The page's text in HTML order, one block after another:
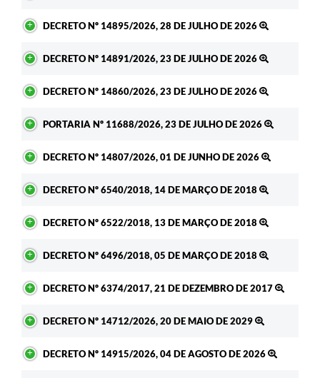
DECRETO Nº 14895/2026, 28 DE JULHO DE 2026
DECRETO Nº 14891/2026, 23 DE JULHO DE 2026
DECRETO Nº 14860/2026, 23 DE JULHO DE 2026
PORTARIA Nº 11688/2026, 23 DE JULHO DE 2026
DECRETO Nº 14807/2026, 01 DE JUNHO DE 2026
DECRETO Nº 6540/2018, 14 DE MARÇO DE 2018
DECRETO Nº 6522/2018, 13 DE MARÇO DE 2018
DECRETO Nº 6496/2018, 05 DE MARÇO DE 2018
DECRETO Nº 6374/2017, 21 DE DEZEMBRO DE 2017
DECRETO Nº 14712/2026, 20 DE MAIO DE 2029
DECRETO Nº 14915/2026, 04 DE AGOSTO DE 2026